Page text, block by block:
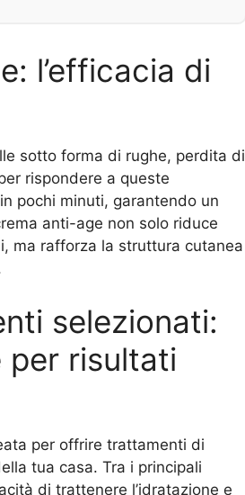
l’efficacia di
sotto forma di rughe, perdita di
rispondere a queste
pochi minuti, garantendo un
anti-age non solo riduce
ma rafforza la struttura cutanea
selezionati:
per risultati
per offrire trattamenti di
tua casa. Tra i principali
di trattenere l’idratazione e